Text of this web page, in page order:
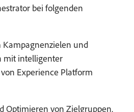
bei folgenden
und
mit intelligenter
Experience Platform
Optimieren von Zielgruppen,